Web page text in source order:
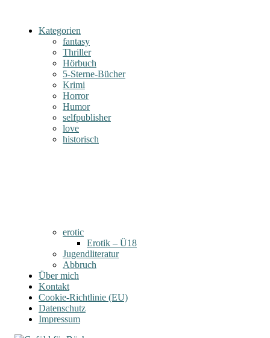
Kategorien
fantasy
Thriller
Hörbuch
5-Sterne-Bücher
Krimi
Horror
Humor
selfpublisher
love
historisch
erotic
Erotik – Ü18
Jugendliteratur
Abbruch
Über mich
Kontakt
Cookie-Richtlinie (EU)
Datenschutz
Impressum